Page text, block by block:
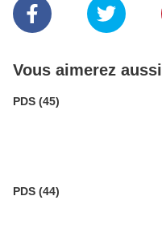
Vous aimerez aussi
PDS (45)
PDS (44)